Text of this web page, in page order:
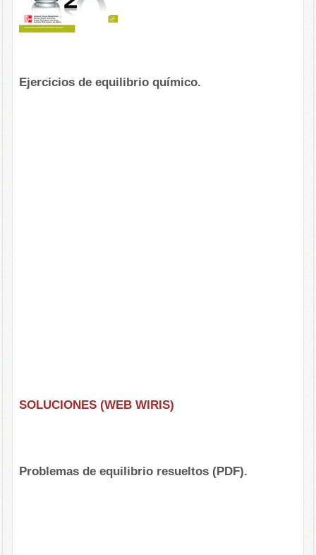
Ejercicios de equilibrio químico.
SOLUCIONES (WEB WIRIS)
Problemas de equilibrio resueltos (PDF).